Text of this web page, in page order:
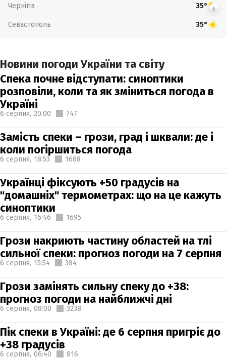
Чернігів 35°
Севастополь 35°
Новини погоди України та світу
Спека почне відступати: синоптики
розповіли, коли та як зміниться погода в
Україні
6 серпня, 20:00 747
Замість спеки – грози, град і шквали: де і
коли погіршиться погода
6 серпня, 18:53 1688
Українці фіксують +50 градусів на
"домашніх" термометрах: що на це кажуть
синоптики
6 серпня, 16:46 1695
Грози накриють частину областей на тлі
сильної спеки: прогноз погоди на 7 серпня
6 серпня, 15:54 384
Грози замінять сильну спеку до +38:
прогноз погоди на найближчі дні
6 серпня, 08:00 3238
Пік спеки в Україні: де 6 серпня пригріє до
+38 градусів
6 серпня, 06:40 816